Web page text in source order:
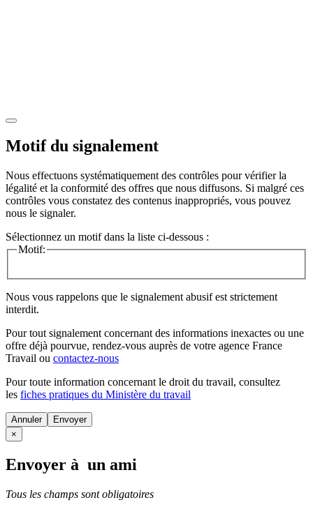
Motif du signalement
Nous effectuons systématiquement des contrôles pour vérifier la
légalité et la conformité des offres que nous diffusons. Si malgré ces
contrôles vous constatez des contenus inappropriés, vous pouvez
nous le signaler.
Sélectionnez un motif dans la liste ci-dessous :
Motif:
Nous vous rappelons que le signalement abusif est strictement
interdit.
Pour tout signalement concernant des informations inexactes ou une
offre déjà pourvue, rendez-vous auprès de votre agence France
Travail ou contactez-nous
Pour toute information concernant le droit du travail, consultez
les fiches pratiques du Ministère du travail
Annuler
×
Envoyer à un ami
Tous les champs sont obligatoires